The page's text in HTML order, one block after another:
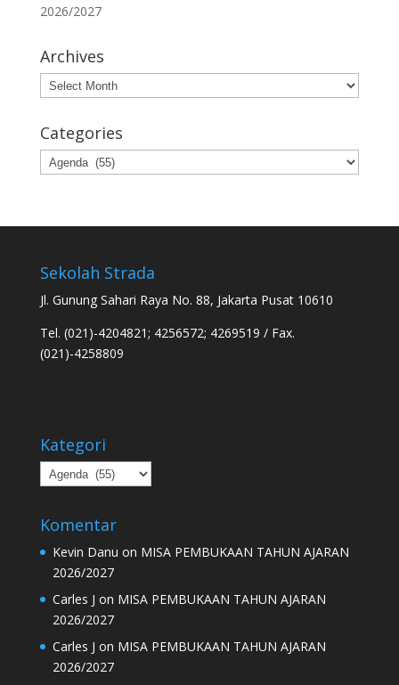
2026/2027
Archives
Archives
Categories
Categories
Sekolah Strada
Jl. Gunung Sahari Raya No. 88, Jakarta Pusat 10610
Tel. (021)-4204821; 4256572; 4269519 / Fax.
(021)-4258809
Kategori
Kategori
Komentar
Kevin Danu on MISA PEMBUKAAN TAHUN AJARAN
2026/2027
Carles J on MISA PEMBUKAAN TAHUN AJARAN
2026/2027
Carles J on MISA PEMBUKAAN TAHUN AJARAN
2026/2027